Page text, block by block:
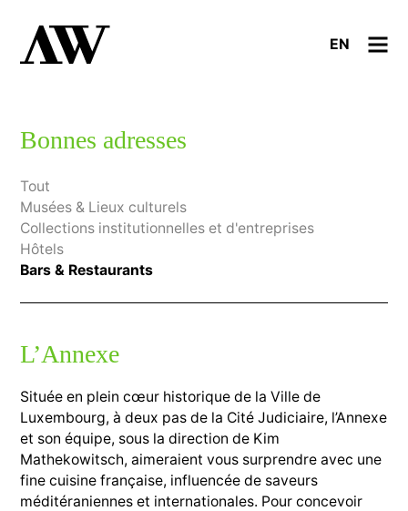
EN
Bonnes adresses
Tout
Musées & Lieux culturels
Collections institutionnelles et d'entreprises
Hôtels
Bars & Restaurants
L’Annexe
Située en plein cœur historique de la Ville de
Luxembourg, à deux pas de la Cité Judiciaire, l’Annexe
et son équipe, sous la direction de Kim
Mathekowitsch, aimeraient vous surprendre avec une
fine cuisine française, influencée de saveurs
méditéraniennes et internationales. Pour concevoir